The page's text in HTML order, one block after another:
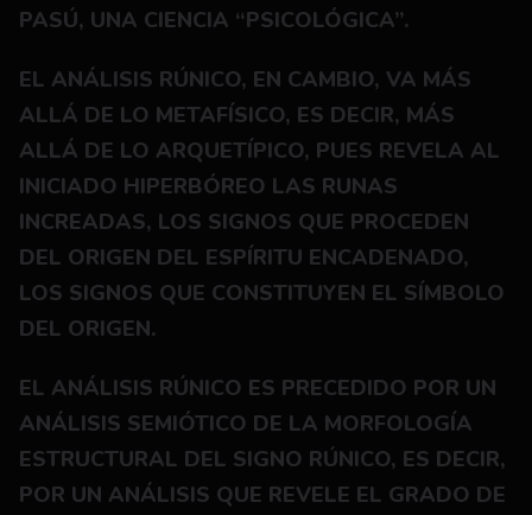
PASÚ, UNA CIENCIA “PSICOLÓGICA”.
EL ANÁLISIS RÚNICO, EN CAMBIO, VA MÁS
ALLÁ DE LO METAFÍSICO, ES DECIR, MÁS
ALLÁ DE LO ARQUETÍPICO, PUES REVELA AL
INICIADO HIPERBÓREO LAS RUNAS
INCREADAS, LOS SIGNOS QUE PROCEDEN
DEL ORIGEN DEL ESPÍRITU ENCADENADO,
LOS SIGNOS QUE CONSTITUYEN EL SÍMBOLO
DEL ORIGEN.
EL ANÁLISIS RÚNICO ES PRECEDIDO POR UN
ANÁLISIS SEMIÓTICO DE LA MORFOLOGÍA
ESTRUCTURAL DEL SIGNO RÚNICO, ES DECIR,
POR UN ANÁLISIS QUE REVELE EL GRADO DE